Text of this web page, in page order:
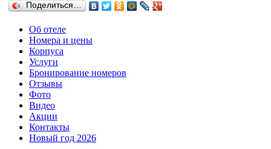
Поделиться…
Об отеле
Номера и цены
Корпуса
Услуги
Бронирование номеров
Отзывы
Фото
Видео
Акции
Контакты
Новый год 2026